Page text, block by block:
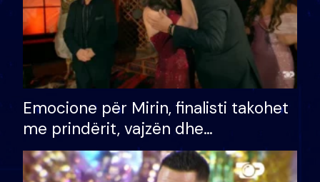
Emocione për Mirin, finalisti takohet
me prindërit, vajzën dhe
bashkëshorten: S’kemi ndonjë letër
divorci apo jo?